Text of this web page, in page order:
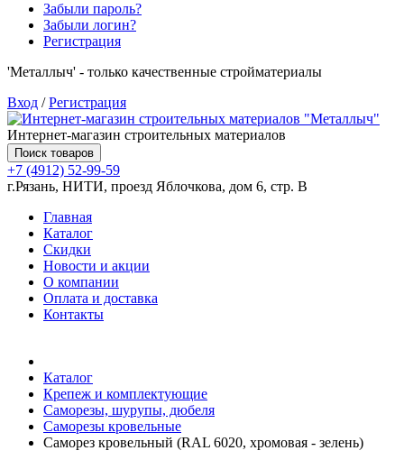
Забыли пароль?
Забыли логин?
Регистрация
'Металлыч' - только качественные стройматериалы
Вход /Регистрация
Интернет-магазин строительных материалов
Поиск товаров
+7 (4912) 52-99-59
г.Рязань, НИТИ, проезд Яблочкова, дом 6, стр. В
Главная
Каталог
Скидки
Новости и акции
О компании
Оплата и доставка
Контакты
Каталог
Крепеж и комплектующие
Саморезы, шурупы, дюбеля
Саморезы кровельные
Саморез кровельный (RAL 6020, хромовая - зелень)